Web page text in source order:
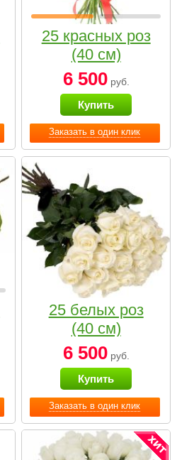
Заказать в один клик
25 красных роз
(40 см)
6 500руб.
Купить
Заказать в один клик
25 белых роз
(40 см)
6 500руб.
Купить